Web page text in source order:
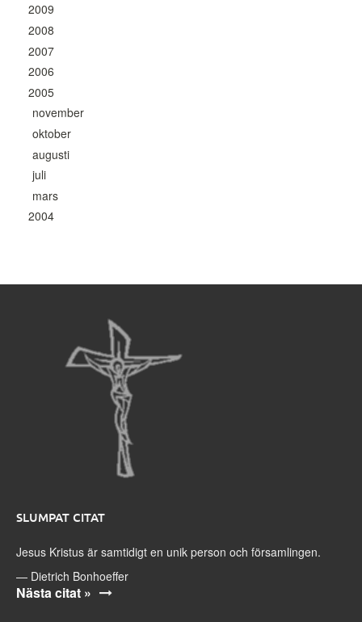
2009
2008
2007
2006
2005
november
oktober
augusti
juli
mars
2004
SLUMPAT CITAT
Jesus Kristus är samtidigt en unik person och församlingen.
— Dietrich Bonhoeffer
Nästa citat »